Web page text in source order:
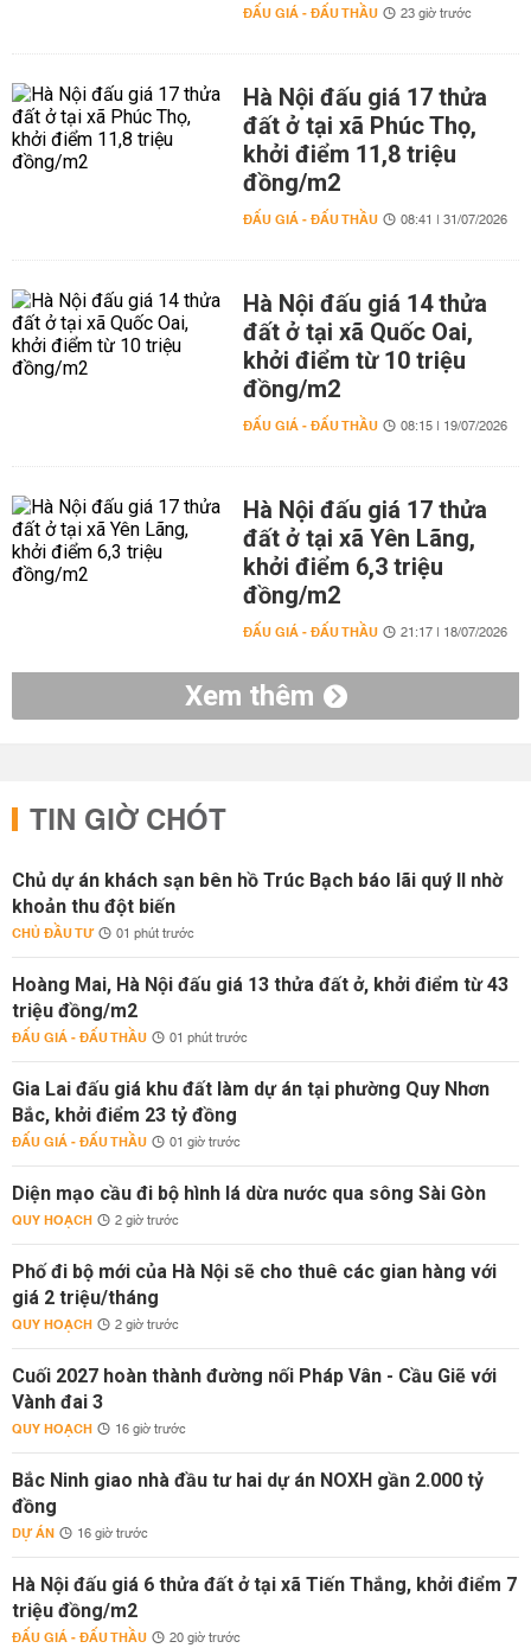
ĐẤU GIÁ - ĐẤU THẦU 23 giờ trước
Hà Nội đấu giá 17 thửa
đất ở tại xã Phúc Thọ,
khởi điểm 11,8 triệu
đồng/m2
ĐẤU GIÁ - ĐẤU THẦU 08:41 | 31/07/2026
Hà Nội đấu giá 14 thửa
đất ở tại xã Quốc Oai,
khởi điểm từ 10 triệu
đồng/m2
ĐẤU GIÁ - ĐẤU THẦU 08:15 | 19/07/2026
Hà Nội đấu giá 17 thửa
đất ở tại xã Yên Lãng,
khởi điểm 6,3 triệu
đồng/m2
ĐẤU GIÁ - ĐẤU THẦU 21:17 | 18/07/2026
Xem thêm
TIN GIỜ CHÓT
Chủ dự án khách sạn bên hồ Trúc Bạch báo lãi quý II nhờ
khoản thu đột biến
CHỦ ĐẦU TƯ 01 phút trước
Hoàng Mai, Hà Nội đấu giá 13 thửa đất ở, khởi điểm từ 43
triệu đồng/m2
ĐẤU GIÁ - ĐẤU THẦU 01 phút trước
Gia Lai đấu giá khu đất làm dự án tại phường Quy Nhơn
Bắc, khởi điểm 23 tỷ đồng
ĐẤU GIÁ - ĐẤU THẦU 01 giờ trước
Diện mạo cầu đi bộ hình lá dừa nước qua sông Sài Gòn
QUY HOẠCH 2 giờ trước
Phố đi bộ mới của Hà Nội sẽ cho thuê các gian hàng với
giá 2 triệu/tháng
QUY HOẠCH 2 giờ trước
Cuối 2027 hoàn thành đường nối Pháp Vân - Cầu Giẽ với
Vành đai 3
QUY HOẠCH 16 giờ trước
Bắc Ninh giao nhà đầu tư hai dự án NOXH gần 2.000 tỷ
đồng
DỰ ÁN 16 giờ trước
Hà Nội đấu giá 6 thửa đất ở tại xã Tiến Thắng, khởi điểm 7
triệu đồng/m2
ĐẤU GIÁ - ĐẤU THẦU 20 giờ trước